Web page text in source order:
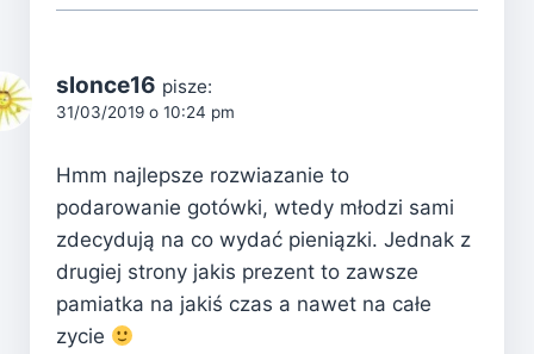
slonce16 pisze:
31/03/2019 o 10:24 pm
Hmm najlepsze rozwiazanie to
podarowanie gotówki, wtedy młodzi sami
zdecydują na co wydać pieniązki. Jednak z
drugiej strony jakis prezent to zawsze
pamiatka na jakiś czas a nawet na całe
zycie